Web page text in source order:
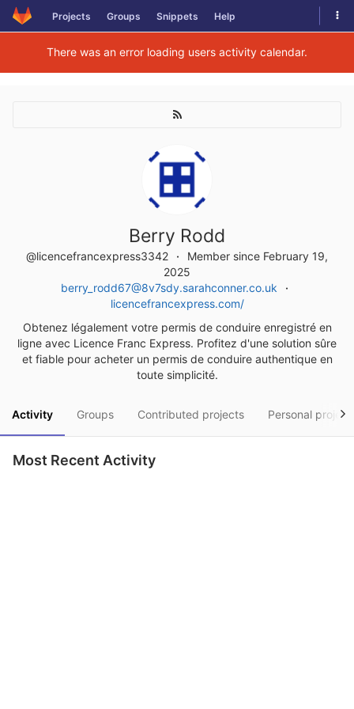
Skip
to
Projects Groups Snippets Help
There was an error loading users activity calendar.
Berry Rodd
@licencefrancexpress3342
Member since February 19,
2025
berry_rodd67@8v7sdy.sarahconner.co.uk
licencefrancexpress.com/
Obtenez légalement votre permis de conduire enregistré en
ligne avec Licence Franc Express. Profitez d'une solution sûre
et fiable pour acheter un permis de conduire authentique en
toute simplicité.
Activity Groups Contributed projects Personal
Most Recent Activity